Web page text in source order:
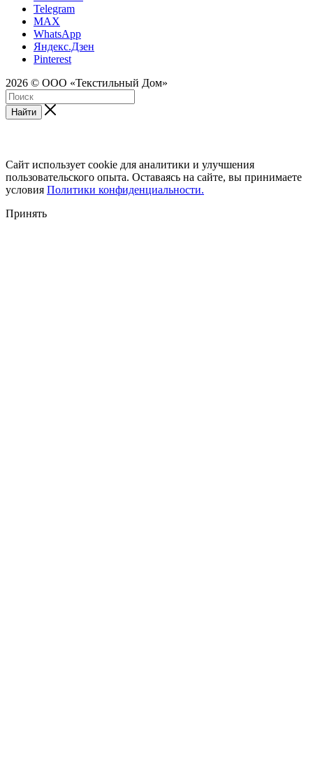
Telegram
MAX
WhatsApp
Яндекс.Дзен
Pinterest
2026 © ООО «Текстильный Дом»
Найти
Сайт использует cookie для аналитики и улучшения
пользовательского опыта. Оставаясь на сайте, вы принимаете
условия Политики конфиденциальности.
Принять